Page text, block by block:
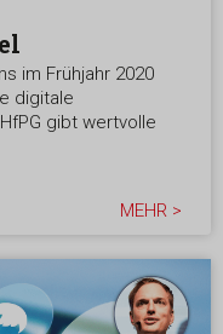
im Frühjahr 2020
digitale
gibt wertvolle
MEHR >